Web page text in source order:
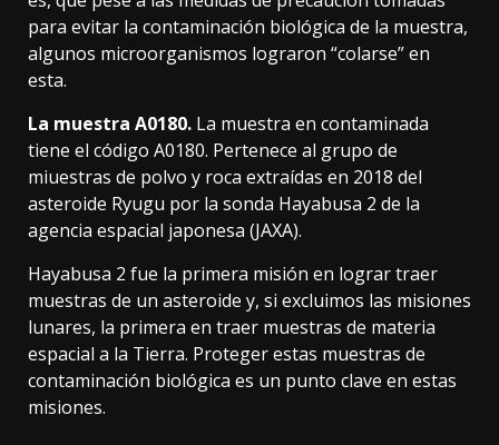
para evitar la contaminación biológica de la muestra,
algunos microorganismos lograron “colarse” en
esta.
La muestra A0180. La muestra en contaminada
tiene el código A0180. Pertenece al grupo de
miuestras de polvo y roca extraídas en 2018 del
asteroide Ryugu por la sonda Hayabusa 2 de la
agencia espacial japonesa (JAXA).
Hayabusa 2 fue la primera misión en lograr traer
muestras de un asteroide y, si excluimos las misiones
lunares, la primera en traer muestras de materia
espacial a la Tierra. Proteger estas muestras de
contaminación biológica es un punto clave en estas
misiones.